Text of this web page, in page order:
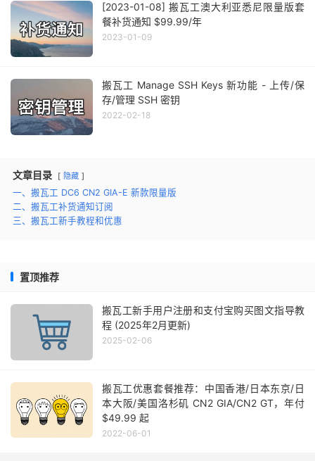
[2023-01-08] 搬瓦工澳大利亚悉尼限量版套
餐补货通知 $99.99/年
2023-01-09
搬瓦工 Manage SSH Keys 新功能 - 上传/保
存/管理 SSH 密钥
2022-02-18
文章目录 隐藏
一、搬瓦工 DC6 CN2 GIA-E 新款限量版
二、搬瓦工补货通知订阅
三、搬瓦工新手教程和优惠
置顶推荐
搬瓦工新手用户注册和支付宝购买图文指导教
程 (2025年2月更新)
2025-02-06
搬瓦工优惠套餐推荐：中国香港/日本东京/日
本大阪/美国洛杉矶 CN2 GIA/CN2 GT，年付
$49.99 起
2022-06-01